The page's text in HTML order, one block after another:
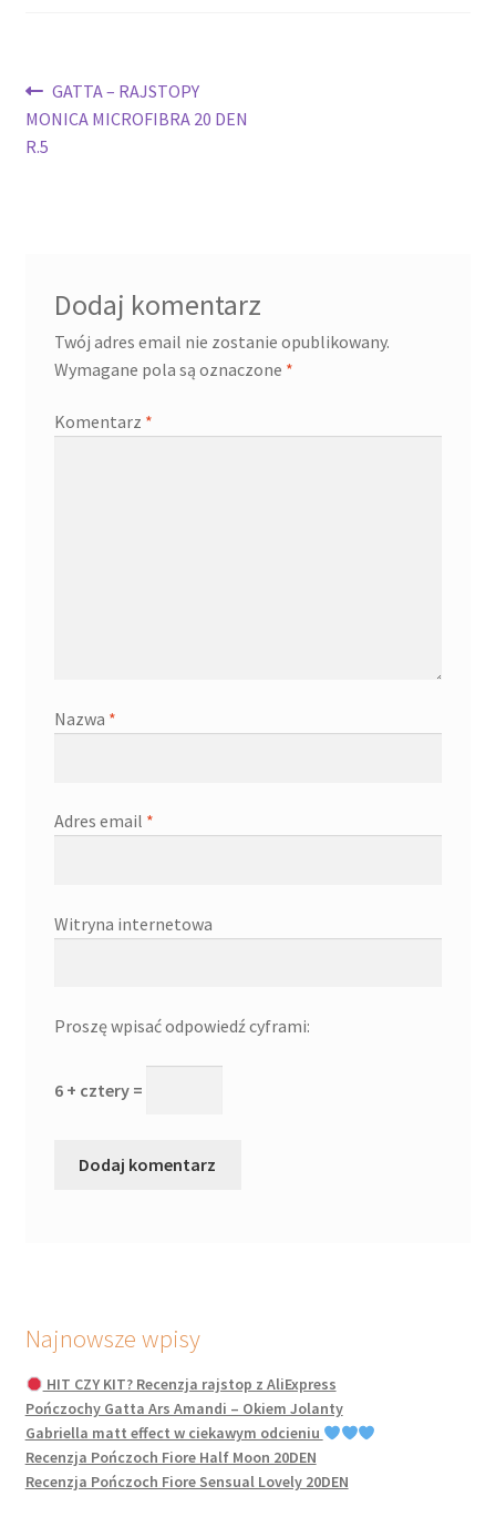
Nawigacja
wpisu
Poprzedni
wpis:
GATTA – RAJSTOPY
MONICA MICROFIBRA 20 DEN
R.5
Dodaj komentarz
Twój adres email nie zostanie opublikowany.
Wymagane pola są oznaczone *
Komentarz *
Nazwa *
Adres email *
Witryna internetowa
Proszę wpisać odpowiedź cyframi:
6 + cztery =
Najnowsze wpisy
HIT CZY KIT? Recenzja rajstop z AliExpress
Pończochy Gatta Ars Amandi – Okiem Jolanty
Gabriella matt effect w ciekawym odcieniu
Recenzja Pończoch Fiore Half Moon 20DEN
Recenzja Pończoch Fiore Sensual Lovely 20DEN